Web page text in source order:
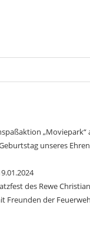
„Moviepark“
unseres
des Rewe
Freunden der